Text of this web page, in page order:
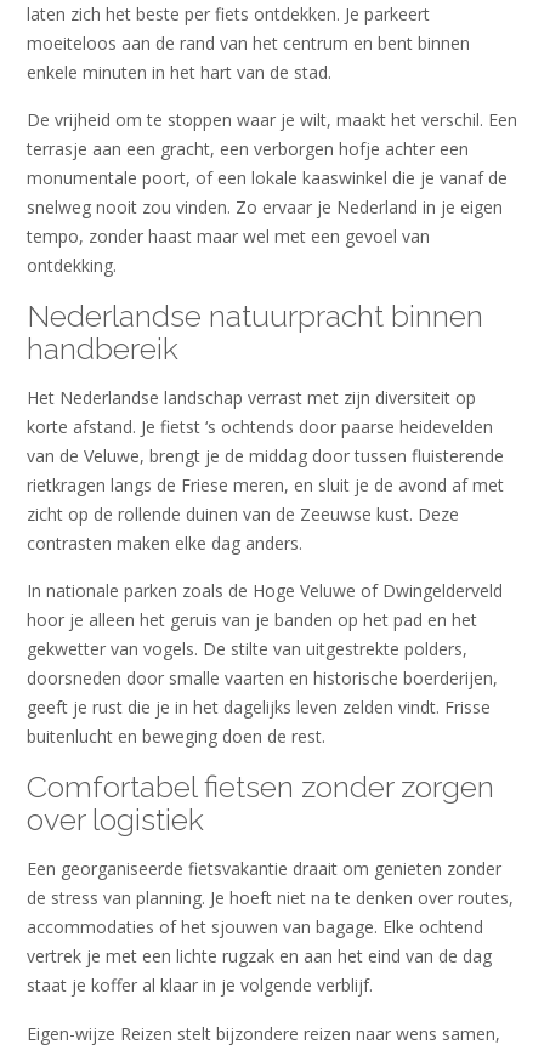
laten zich het beste per fiets ontdekken. Je parkeert
moeiteloos aan de rand van het centrum en bent binnen
enkele minuten in het hart van de stad.
De vrijheid om te stoppen waar je wilt, maakt het verschil. Een
terrasje aan een gracht, een verborgen hofje achter een
monumentale poort, of een lokale kaaswinkel die je vanaf de
snelweg nooit zou vinden. Zo ervaar je Nederland in je eigen
tempo, zonder haast maar wel met een gevoel van
ontdekking.
Nederlandse natuurpracht binnen
handbereik
Het Nederlandse landschap verrast met zijn diversiteit op
korte afstand. Je fietst ‘s ochtends door paarse heidevelden
van de Veluwe, brengt je de middag door tussen fluisterende
rietkragen langs de Friese meren, en sluit je de avond af met
zicht op de rollende duinen van de Zeeuwse kust. Deze
contrasten maken elke dag anders.
In nationale parken zoals de Hoge Veluwe of Dwingelderveld
hoor je alleen het geruis van je banden op het pad en het
gekwetter van vogels. De stilte van uitgestrekte polders,
doorsneden door smalle vaarten en historische boerderijen,
geeft je rust die je in het dagelijks leven zelden vindt. Frisse
buitenlucht en beweging doen de rest.
Comfortabel fietsen zonder zorgen
over logistiek
Een georganiseerde fietsvakantie draait om genieten zonder
de stress van planning. Je hoeft niet na te denken over routes,
accommodaties of het sjouwen van bagage. Elke ochtend
vertrek je met een lichte rugzak en aan het eind van de dag
staat je koffer al klaar in je volgende verblijf.
Eigen-wijze Reizen stelt bijzondere reizen naar wens samen,